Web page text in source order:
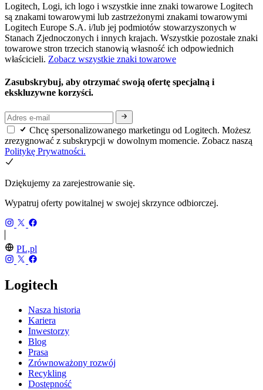
Logitech, Logi, ich logo i wszystkie inne znaki towarowe Logitech
są znakami towarowymi lub zastrzeżonymi znakami towarowymi
Logitech Europe S.A. i/lub jej podmiotów stowarzyszonych w
Stanach Zjednoczonych i innych krajach. Wszystkie pozostałe znaki
towarowe stron trzecich stanowią własność ich odpowiednich
właścicieli. Zobacz wszystkie znaki towarowe
Zasubskrybuj, aby otrzymać swoją ofertę specjalną i
ekskluzywne korzyści.
Chcę spersonalizowanego marketingu od Logitech. Możesz
zrezygnować z subskrypcji w dowolnym momencie. Zobacz naszą
Politykę Prywatności.
Dziękujemy za zarejestrowanie się.
Wypatruj oferty powitalnej w swojej skrzynce odbiorczej.
PL,pl
Logitech
Nasza historia
Kariera
Inwestorzy
Blog
Prasa
Zrównoważony rozwój
Recykling
Dostępność